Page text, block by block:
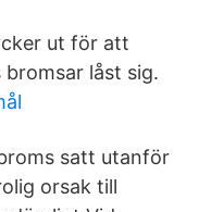
ut för att
bromsar låst sig.
satt utanför
orsak till